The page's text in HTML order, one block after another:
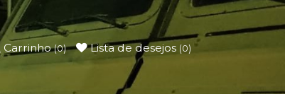
Carrinho(0) Lista de desejos (0)